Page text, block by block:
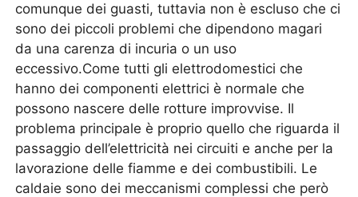
comunque dei guasti, tuttavia non è escluso che ci
sono dei piccoli problemi che dipendono magari
da una carenza di incuria o un uso
eccessivo.Come tutti gli elettrodomestici che
hanno dei componenti elettrici è normale che
possono nascere delle rotture improvvise. Il
problema principale è proprio quello che riguarda il
passaggio dell’elettricità nei circuiti e anche per la
lavorazione delle fiamme e dei combustibili. Le
caldaie sono dei meccanismi complessi che però